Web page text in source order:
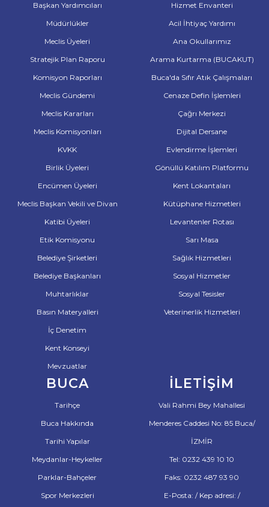
Başkan Yardımcıları
Müdürlükler
Meclis Üyeleri
Stratejik Plan Raporu
Komisyon Raporları
Meclis Gündemi
Meclis Kararları
Meclis Komisyonları
KVKK
Birlik Üyeleri
Encümen Üyeleri
Meclis Başkan Vekili ve Divan
Katibi Üyeleri
Etik Komisyonu
Belediye Şirketleri
Belediye Başkanları
Muhtarlıklar
Basın Materyalleri
İç Denetim
Kent Konseyi
Mevzuatlar
Hizmet Envanteri
Acil İhtiyaç Yardımı
Ana Okullarımız
Arama Kurtarma (BUCAKUT)
Buca'da Sıfır Atık Çalışmaları
Cenaze Defin İşlemleri
Çağrı Merkezi
Dijital Dersane
Evlendirme İşlemleri
Gönüllü Katılım Platformu
Kent Lokantaları
Kütüphane Hizmetleri
Levantenler Rotası
Sarı Masa
Sağlık Hizmetleri
Sosyal Hizmetler
Sosyal Tesisler
Veterinerlik Hizmetleri
BUCA
Tarihçe
Buca Hakkında
Tarihi Yapılar
Meydanlar-Heykeller
Parklar-Bahçeler
Spor Merkezleri
İLETIŞIM
Vali Rahmi Bey Mahallesi
Menderes Caddesi No: 85 Buca/
İZMİR
Tel: 0232 439 10 10
Faks: 0232 487 93 90
E-Posta: / Kep adresi: /